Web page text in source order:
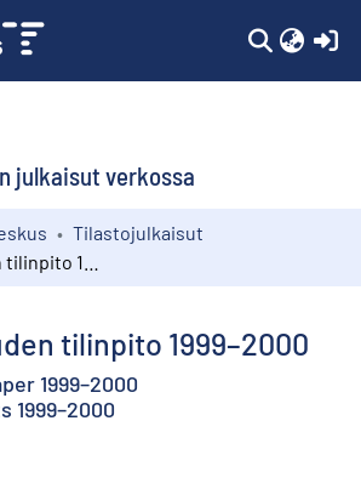
julkaisut verkossa
Tilastojulkaisut
tilinpito 1999–2000
1999–2000
1999–2000